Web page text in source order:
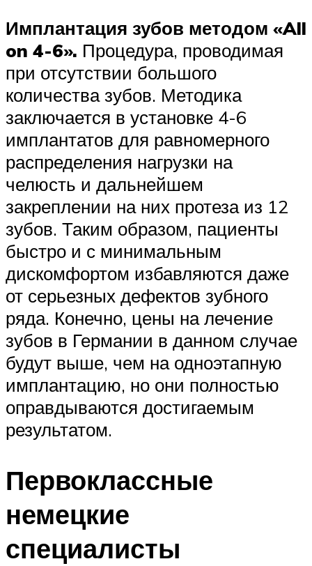
Имплантация зубов методом «All
on 4-6». Процедура, проводимая
при отсутствии большого
количества зубов. Методика
заключается в установке 4-6
имплантатов для равномерного
распределения нагрузки на
челюсть и дальнейшем
закреплении на них протеза из 12
зубов. Таким образом, пациенты
быстро и с минимальным
дискомфортом избавляются даже
от серьезных дефектов зубного
ряда. Конечно, цены на лечение
зубов в Германии в данном случае
будут выше, чем на одноэтапную
имплантацию, но они полностью
оправдываются достигаемым
результатом.
Первоклассные
немецкие
специалисты